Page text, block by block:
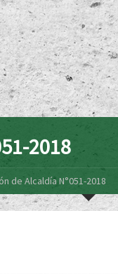
2018
de Alcaldía N°051-2018